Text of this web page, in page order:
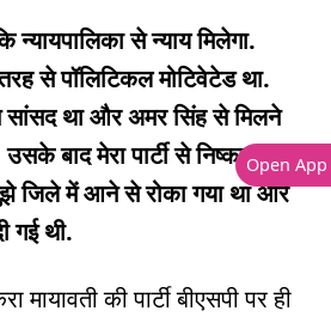
न्यायपालिका से न्याय मिलेगा.
से पॉलिटिकल मोटिवेटेड था.
था और अमर सिंह से मिलने
बाद मेरा पार्टी से निष्कासन
जिले में आने से रोका गया था और
गई थी.
की पार्टी बीएसपी पर ही
Open App